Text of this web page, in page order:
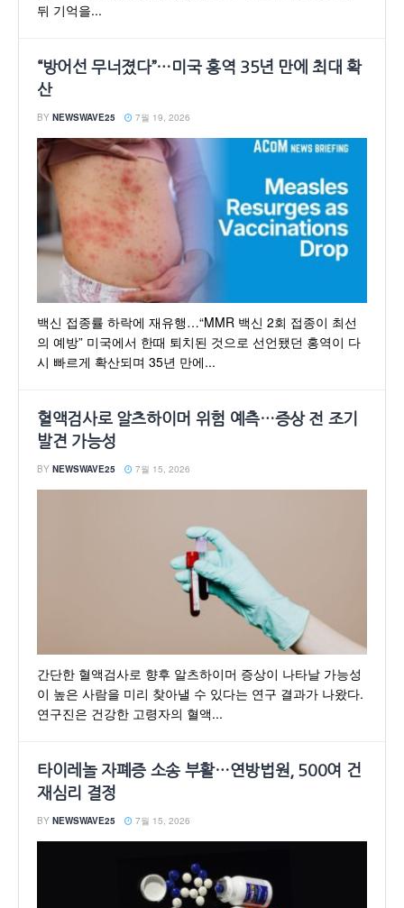
뒤 기억을...
“방어선 무너졌다”…미국 홍역 35년 만에 최대 확
산
BY NEWSWAVE25 7월 19, 2026
백신 접종률 하락에 재유행…“MMR 백신 2회 접종이 최선
의 예방” 미국에서 한때 퇴치된 것으로 선언됐던 홍역이 다
시 빠르게 확산되며 35년 만에...
혈액검사로 알츠하이머 위험 예측…증상 전 조기
발견 가능성
BY NEWSWAVE25 7월 15, 2026
간단한 혈액검사로 향후 알츠하이머 증상이 나타날 가능성
이 높은 사람을 미리 찾아낼 수 있다는 연구 결과가 나왔다.
연구진은 건강한 고령자의 혈액...
타이레놀 자폐증 소송 부활…연방법원, 500여 건
재심리 결정
BY NEWSWAVE25 7월 15, 2026